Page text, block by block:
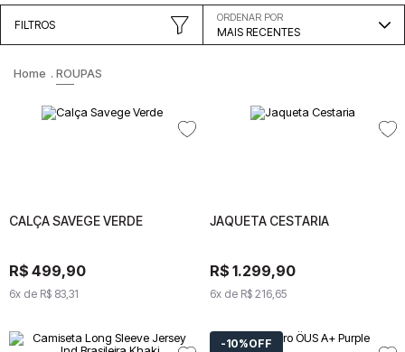
FILTROS
ORDENAR POR
MAIS RECENTES
ROUPAS
CALÇA SAVEGE VERDE
R$ 499,90
6x de R$ 83,31
CALÇA SAVEGE VERDE
R$499
6x deR$
JAQUETA CESTARIA
R$ 1.299,90
6x de R$ 216,65
JAQUETA CESTARIA
R$1.299
6x deR$
10%OFF